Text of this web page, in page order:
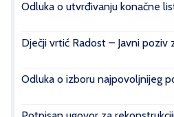
Odluka o utvrđivanju konačne
Dječji vrtić Radost – Javni
Odluka o izboru najpovoljnijeg